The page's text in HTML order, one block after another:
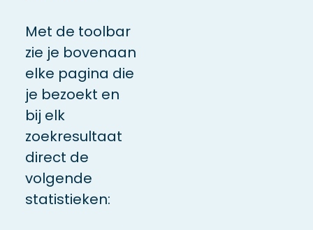
Met de toolbar
zie je bovenaan
elke pagina die
je bezoekt en
bij elk
zoekresultaat
direct de
volgende
statistieken: